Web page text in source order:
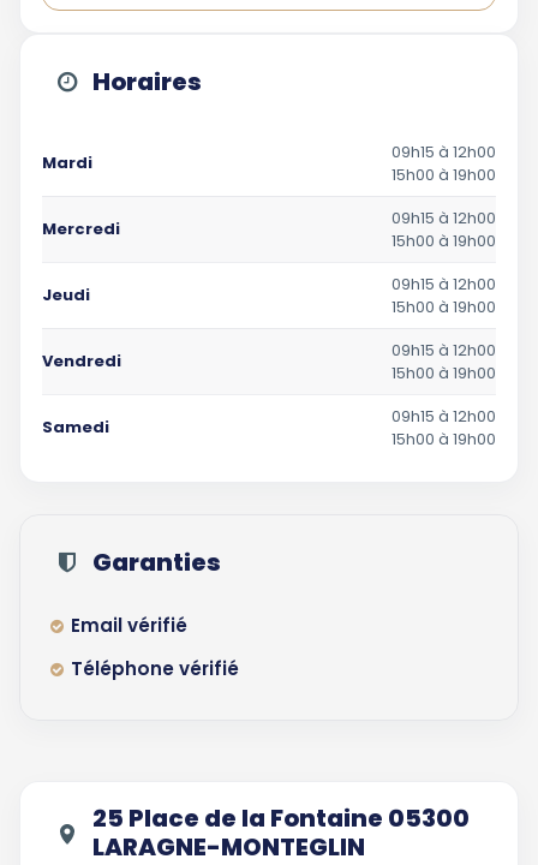
Horaires
Mardi
09h15 à 12h00
15h00 à 19h00
Mercredi
09h15 à 12h00
15h00 à 19h00
Jeudi
09h15 à 12h00
15h00 à 19h00
Vendredi
09h15 à 12h00
15h00 à 19h00
Samedi
09h15 à 12h00
15h00 à 19h00
Garanties
Email vérifié
Téléphone vérifié
25 Place de la Fontaine 05300
LARAGNE-MONTEGLIN